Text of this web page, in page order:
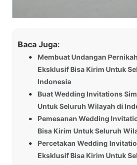
Baca Juga:
Membuat Undangan
Eksklusif Bisa Kirim Untuk
Indonesia
Buat Wedding Invitations
Untuk Seluruh Wilayah di
Pemesanan Wedding
Bisa Kirim Untuk Seluruh
Percetakan Wedding
Eksklusif Bisa Kirim Untuk